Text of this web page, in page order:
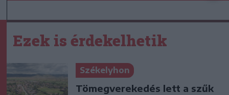
Ezek is érdekelhetik
Székelyhon
Tömegverekedés lett a szűk